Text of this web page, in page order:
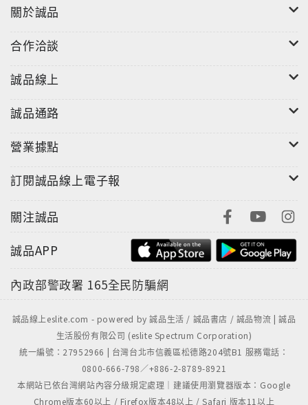
關於誠品
合作洽談
誠品線上
誠品通路
營業據點
訂閱誠品線上電子報
關注誠品
誠品APP
內政部警政署 165全民防騙網
誠品線上eslite.com - powered by 誠品生活 / 誠品書店 / 誠品物流 | 誠品
生活股份有限公司 (eslite Spectrum Corporation)
統一編號：27952966 | 台灣台北市信義區松德路204號B1 服務電話：
0800-666-798／+886-2-8789-8921
本網站已依台灣網站內容分級規定處理｜建議使用瀏覽器版本：Google
Chrome版本60以上 / Firefox版本48以上 / Safari 版本11以上